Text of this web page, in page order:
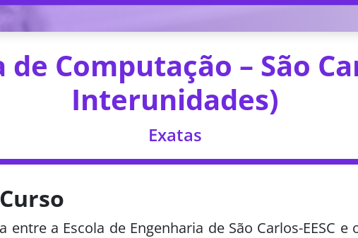
Computação – São
Interunidades)
Exatas
entre a Escola de Engenharia de São Carlos-EESC